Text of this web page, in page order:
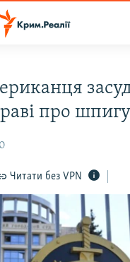
про
Читати без VPN